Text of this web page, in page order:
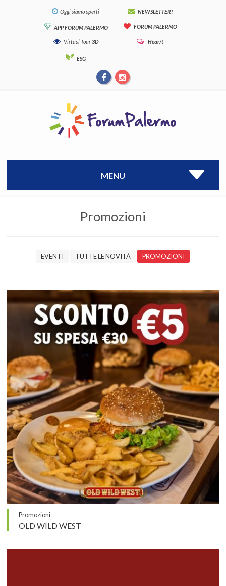
Oggi siamo aperti NEWSLETTER!
APP FORUM PALERMO FORUM PALERMO
Virtual Tour3D Hear/t
ESG
MENU
Promozioni
EVENTI TUTTE LE NOVITÀ PROMOZIONI
Promozioni
OLD WILD WEST